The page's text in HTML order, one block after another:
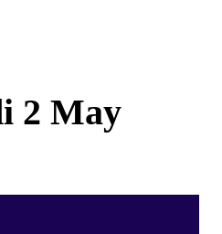
2 May